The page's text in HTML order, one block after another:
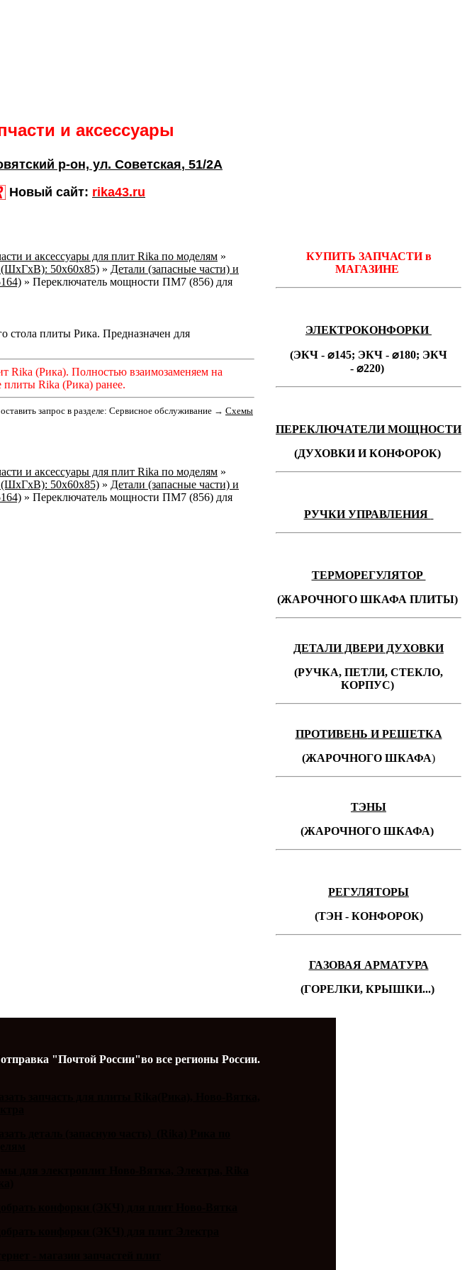
и аксессуары
р-он, ул. Советская, 51/2А
Новый сайт: rika43.ru
и аксессуары для плит Rika по моделям »
50x60x85) » Детали (запасные части) и
» Переключатель мощности ПМ7 (856) для
плиты Рика. Предназначен для
Rika (Рика). Полностью взаимозаменяем на
плиты Rika (Рика) ранее.
запрос в разделе: Сервисное обслуживание → Cхемы
и аксессуары для плит Rika по моделям »
50x60x85) » Детали (запасные части) и
» Переключатель мощности ПМ7 (856) для
КУПИТЬ ЗАПЧАСТИ в
МАГАЗИНЕ
ЭЛЕКТРОКОНФОРКИ
(ЭКЧ - ⌀145; ЭКЧ - ⌀180; ЭКЧ
- ⌀220)
ПЕРЕКЛЮЧАТЕЛИ МОЩНОСТИ
(ДУХОВКИ И КОНФОРОК)
РУЧКИ УПРАВЛЕНИЯ
ТЕРМОРЕГУЛЯТОР
(ЖАРОЧНОГО ШКАФА ПЛИТЫ)
ДЕТАЛИ ДВЕРИ ДУХОВКИ
(РУЧКА, ПЕТЛИ, СТЕКЛО,
КОРПУС)
ПРОТИВЕНЬ И РЕШЕТКА
(ЖАРОЧНОГО ШКАФА)
ТЭНЫ
(ЖАРОЧНОГО ШКАФА)
РЕГУЛЯТОРЫ
(ТЭН - КОНФОРОК)
ГАЗОВАЯ АРМАТУРА
(ГОРЕЛКИ, КРЫШКИ...)
отправка "Почтой России"во все регионы России.